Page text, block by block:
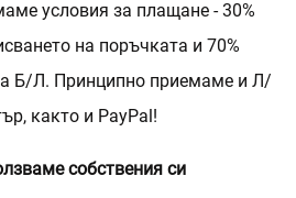
условия за плащане - 30%
на поръчката и 70%
Б/Л. Принципно приемаме и Л/
както и PayPal!
собствения си